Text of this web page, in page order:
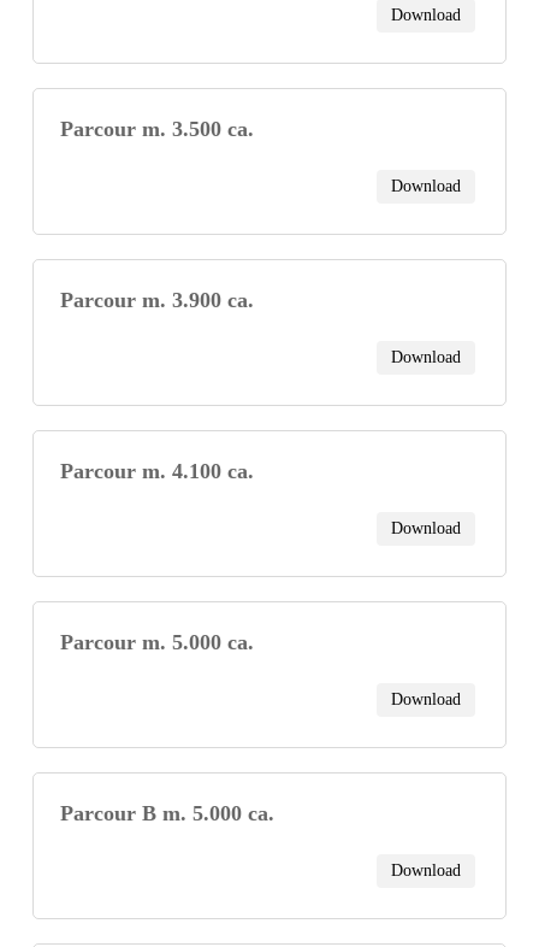
Download
Parcour m. 3.500 ca.
Download
Parcour m. 3.900 ca.
Download
Parcour m. 4.100 ca.
Download
Parcour m. 5.000 ca.
Download
Parcour B m. 5.000 ca.
Download